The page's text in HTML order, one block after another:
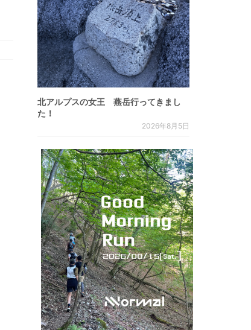
北アルプスの女王 燕岳行ってきまし
た！
2026年8月5日